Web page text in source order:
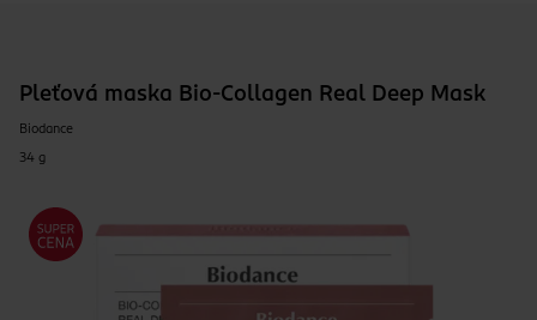
Pleťová maska Bio-Collagen Real Deep Mask
Biodance
34 g